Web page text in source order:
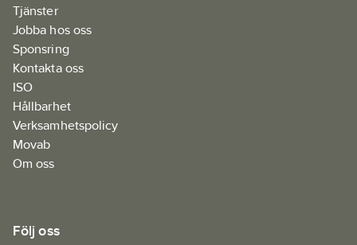
Tjänster
Jobba hos oss
Sponsring
Kontakta oss
ISO
Hållbarhet
Verksamhetspolicy
Movab
Om oss
Följ oss